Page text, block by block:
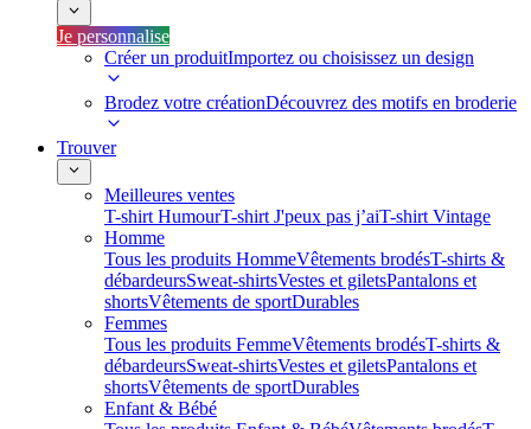
Je personnalise
Créer un produitImportez ou choisissez un design
Brodez votre créationDécouvrez des motifs en broderie
Trouver
Meilleures ventes
T-shirt HumourT-shirt J'peux pas j’aiT-shirt Vintage
Homme
Tous les produits HommeVêtements brodésT-shirts &
débardeursSweat-shirtsVestes et giletsPantalons et
shortsVêtements de sportDurables
Femmes
Tous les produits FemmeVêtements brodésT-shirts &
débardeursSweat-shirtsVestes et giletsPantalons et
shortsVêtements de sportDurables
Enfant & Bébé